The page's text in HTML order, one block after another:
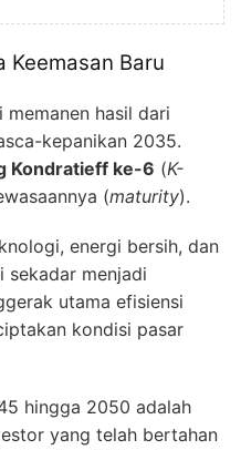
Keemasan Baru
memanen hasil dari
kepanikan 2035.
Kondratieff ke-6 (K-
(maturity).
energi bersih, dan
sekadar menjadi
utama efisiensi
kondisi pasar
hingga 2050 adalah
yang telah bertahan